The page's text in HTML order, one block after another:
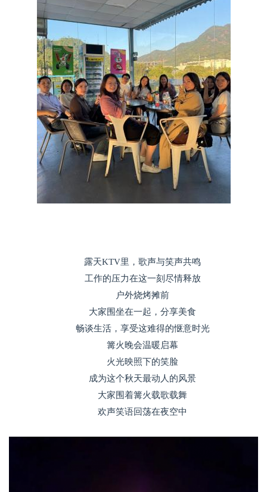
露天KTV里，歌声与笑声共鸣
工作的压力在这一刻尽情释放
户外烧烤摊前
大家围坐在一起，分享美食
畅谈生活，享受这难得的惬意时光
篝火晚会温暖启幕
火光映照下的笑脸
成为这个秋天最动人的风景
大家围着篝火载歌载舞
欢声笑语回荡在夜空中